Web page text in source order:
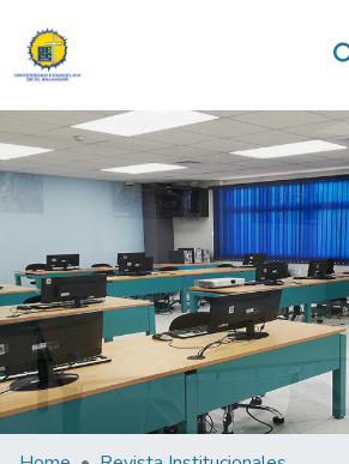
Communities & Collections
All of DSpace